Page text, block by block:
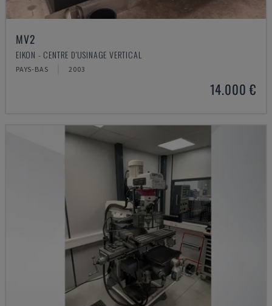
MV2
EIKON - CENTRE D'USINAGE VERTICAL
PAYS-BAS 2003
14.000 €